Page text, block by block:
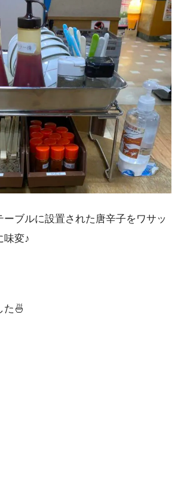
ブルに設置された唐辛子をワサッ
味変♪
た🍜